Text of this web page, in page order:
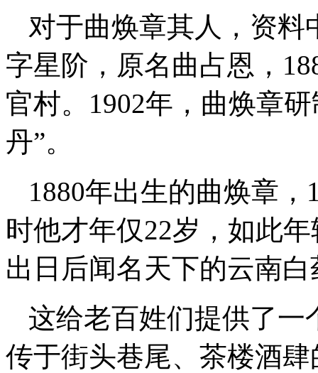
对于曲焕章其人，资
字星阶，原名曲占恩，
官村。1902年，曲焕章
丹”。
1880年出生的曲焕章
时他才年仅22岁，如此
出日后闻名天下的云南
这给老百姓们提供了一
传于街头巷尾、茶楼酒